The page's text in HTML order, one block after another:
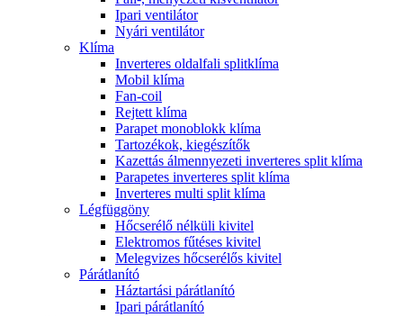
Ipari ventilátor
Nyári ventilátor
Klíma
Inverteres oldalfali splitklíma
Mobil klíma
Fan-coil
Rejtett klíma
Parapet monoblokk klíma
Tartozékok, kiegészítők
Kazettás álmennyezeti inverteres split klíma
Parapetes inverteres split klíma
Inverteres multi split klíma
Légfüggöny
Hőcserélő nélküli kivitel
Elektromos fűtéses kivitel
Melegvizes hőcserélős kivitel
Párátlanító
Háztartási párátlanító
Ipari párátlanító